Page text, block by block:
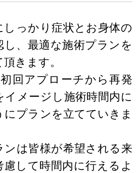
っかり症状とお身体の
し、最適な施術プランを
きます。
回アプローチから再発
イメージし施術時間内に
にプランを立てていきま
は皆様が希望される来
慮して時間内に行えるよ